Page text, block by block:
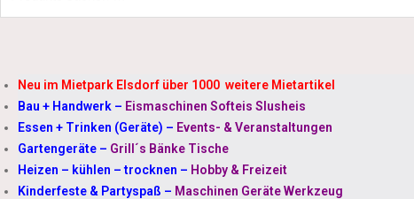
Neu im Mietpark Elsdorf über 1000 weitere Mietartikel
Bau + Handwerk – Eismaschinen Softeis Slusheis
Essen + Trinken (Geräte) – Events- & Veranstaltungen
Gartengeräte – Grill´s Bänke Tische
Heizen – kühlen – trocknen – Hobby & Freizeit
Kinderfeste & Partyspaß – Maschinen Geräte Werkzeug